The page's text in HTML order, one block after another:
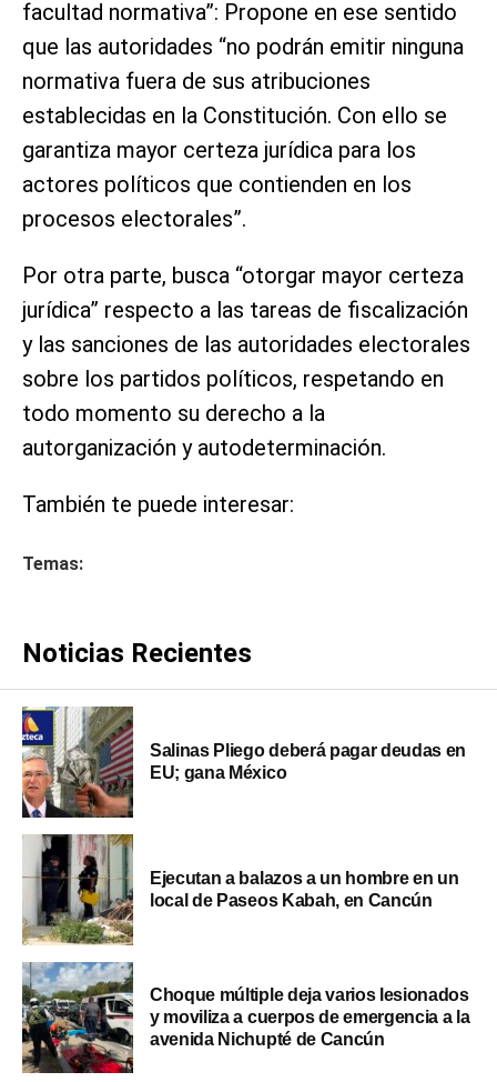
facultad normativa”: Propone en ese sentido
que las autoridades “no podrán emitir ninguna
normativa fuera de sus atribuciones
establecidas en la Constitución. Con ello se
garantiza mayor certeza jurídica para los
actores políticos que contienden en los
procesos electorales”.
Por otra parte, busca “otorgar mayor certeza
jurídica” respecto a las tareas de fiscalización
y las sanciones de las autoridades electorales
sobre los partidos políticos, respetando en
todo momento su derecho a la
autorganización y autodeterminación.
También te puede interesar:
Temas:
Noticias Recientes
Salinas Pliego deberá pagar deudas en
EU; gana México
Ejecutan a balazos a un hombre en un
local de Paseos Kabah, en Cancún
Choque múltiple deja varios lesionados
y moviliza a cuerpos de emergencia a la
avenida Nichupté de Cancún